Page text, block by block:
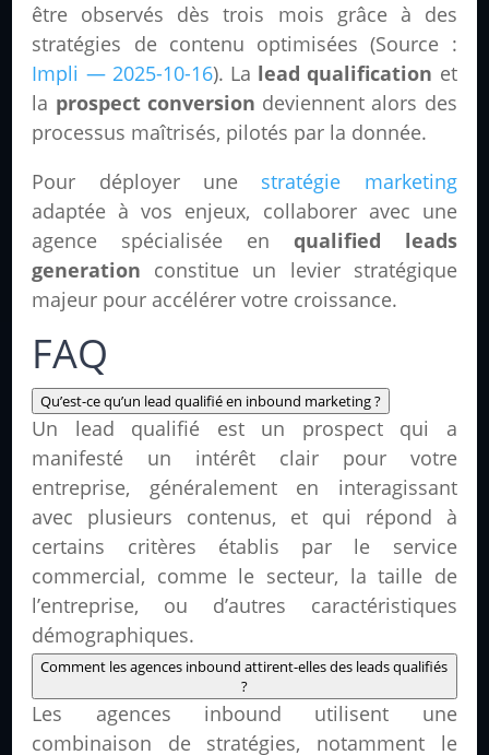
être observés dès trois mois grâce à des
stratégies de contenu optimisées (Source :
Impli — 2025-10-16). La lead qualification et
la prospect conversion deviennent alors des
processus maîtrisés, pilotés par la donnée.
Pour déployer une stratégie marketing
adaptée à vos enjeux, collaborer avec une
agence spécialisée en qualified leads
generation constitue un levier stratégique
majeur pour accélérer votre croissance.
FAQ
Qu’est-ce qu’un lead qualifié en inbound marketing ?
Un lead qualifié est un prospect qui a
manifesté un intérêt clair pour votre
entreprise, généralement en interagissant
avec plusieurs contenus, et qui répond à
certains critères établis par le service
commercial, comme le secteur, la taille de
l’entreprise, ou d’autres caractéristiques
démographiques.
Comment les agences inbound attirent-elles des leads qualifiés
?
Les agences inbound utilisent une
combinaison de stratégies, notamment le